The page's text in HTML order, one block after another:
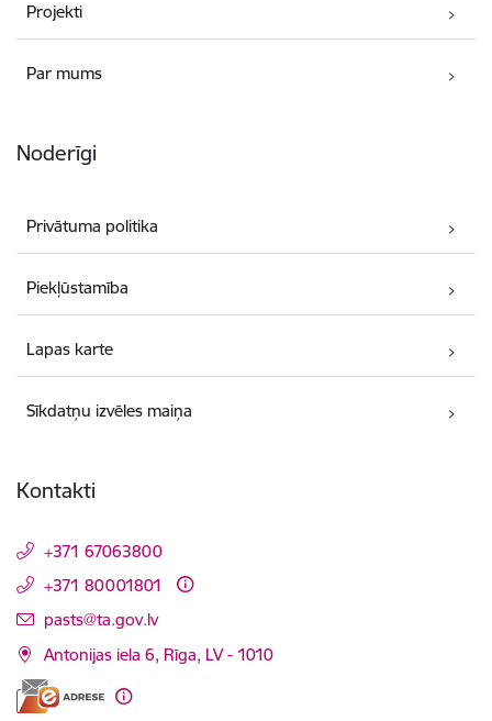
Projekti
Par mums
Noderīgi
Privātuma politika
Piekļūstamība
Lapas karte
Sīkdatņu izvēles maiņa
Kontakti
+371 67063800
+371 80001801
E-pasts:
pasts@ta.gov.lv
Antonijas iela 6, Rīga, LV - 1010